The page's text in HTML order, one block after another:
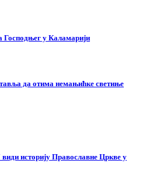
у Каламарији
да отима немањићке светиње
историју Православне Цркве у